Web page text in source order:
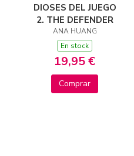
DIOSES DEL JUEGO
2. THE DEFENDER
ANA HUANG
En stock
19,95 €
Comprar